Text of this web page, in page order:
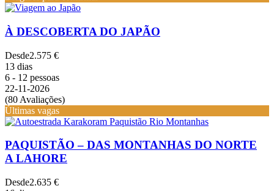
À DESCOBERTA DO JAPÃO
Desde2.575 €
13 dias
6 - 12 pessoas
22-11-2026
(80 Avaliações)
Últimas vagas
PAQUISTÃO – DAS MONTANHAS DO NORTE
A LAHORE
Desde2.635 €